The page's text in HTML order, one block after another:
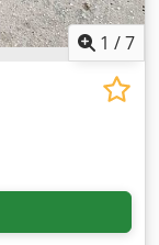
1 /7